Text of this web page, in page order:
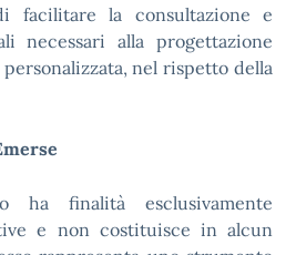
facilitare la consultazione e
necessari alla progettazione
nel rispetto della
ha finalità esclusivamente
e non costituisce in alcun